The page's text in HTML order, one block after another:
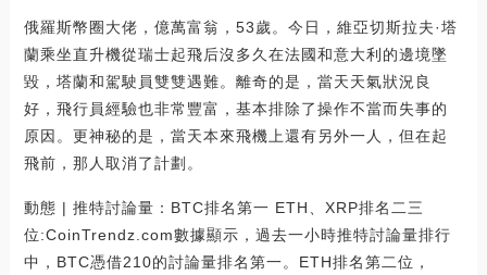
俄羅斯幣圈大佬，億萬富翁，53歲。今日，維亞切斯拉夫·塔
蘭乘坐直升機從瑞士起飛后沒多久在法國和意大利的邊境墜
毀，塔蘭和駕駛員雙雙遇難。離奇的是，當天天氣狀況良
好，飛行員經驗也非常豐富，基本排除了操作不當而失事的
原因。更神秘的是，當天本來飛機上還有另外一人，但在起
飛前，那人取消了計劃。
動態 | 推特討論量：BTC排名第一 ETH、XRP排名二三
位:CoinTrendz.com數據顯示，過去一小時推特討論量排行
中，BTC憑借210的討論量排名第一。ETH排名第二位，